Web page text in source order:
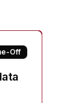
Off